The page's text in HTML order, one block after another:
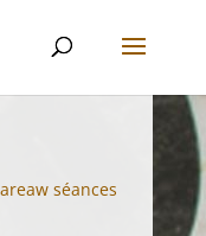
areaw séances